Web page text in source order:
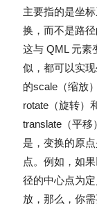
主要指的是坐
换，而不是路径
这与 QML 元素
似，都可以实
的scale（缩放）
rotate（旋转）
translate（平移
是，变换的原
点。例如，如
径的中心点为
放，那么，你